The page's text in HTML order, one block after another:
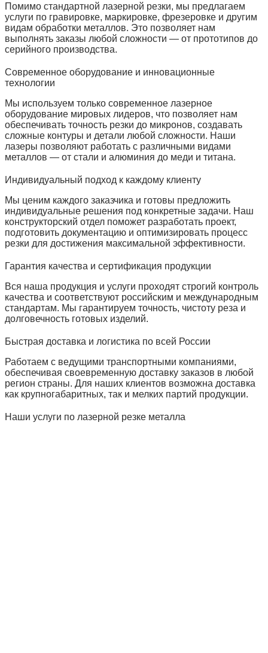
Помимо стандартной лазерной резки, мы предлагаем
услуги по гравировке, маркировке, фрезеровке и другим
видам обработки металлов. Это позволяет нам
выполнять заказы любой сложности — от прототипов до
серийного производства.
Современное оборудование и инновационные
технологии
Мы используем только современное лазерное
оборудование мировых лидеров, что позволяет нам
обеспечивать точность резки до микронов, создавать
сложные контуры и детали любой сложности. Наши
лазеры позволяют работать с различными видами
металлов — от стали и алюминия до меди и титана.
Индивидуальный подход к каждому клиенту
Мы ценим каждого заказчика и готовы предложить
индивидуальные решения под конкретные задачи. Наш
конструкторский отдел поможет разработать проект,
подготовить документацию и оптимизировать процесс
резки для достижения максимальной эффективности.
Гарантия качества и сертификация продукции
Вся наша продукция и услуги проходят строгий контроль
качества и соответствуют российским и международным
стандартам. Мы гарантируем точность, чистоту реза и
долговечность готовых изделий.
Быстрая доставка и логистика по всей России
Работаем с ведущими транспортными компаниями,
обеспечивая своевременную доставку заказов в любой
регион страны. Для наших клиентов возможна доставка
как крупногабаритных, так и мелких партий продукции.
Наши услуги по лазерной резке металла